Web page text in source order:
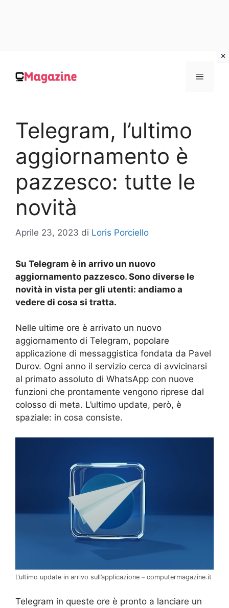
contenuto
MENU
Telegram, l’ultimo
aggiornamento è
pazzesco: tutte le
novità
Aprile 23, 2023 di Loris Porciello
Su Telegram è in arrivo un nuovo
aggiornamento pazzesco. Sono diverse le
novità in vista per gli utenti: andiamo a
vedere di cosa si tratta.
Nelle ultime ore è arrivato un nuovo
aggiornamento di Telegram, popolare
applicazione di messaggistica fondata da Pavel
Durov. Ogni anno il servizio cerca di avvicinarsi
al primato assoluto di WhatsApp con nuove
funzioni che prontamente vengono riprese dal
colosso di meta. L’ultimo update, però, è
spaziale: in cosa consiste.
L’ultimo update in arrivo sull’applicazione – computermagazine.it
Telegram in queste ore è pronto a lanciare un